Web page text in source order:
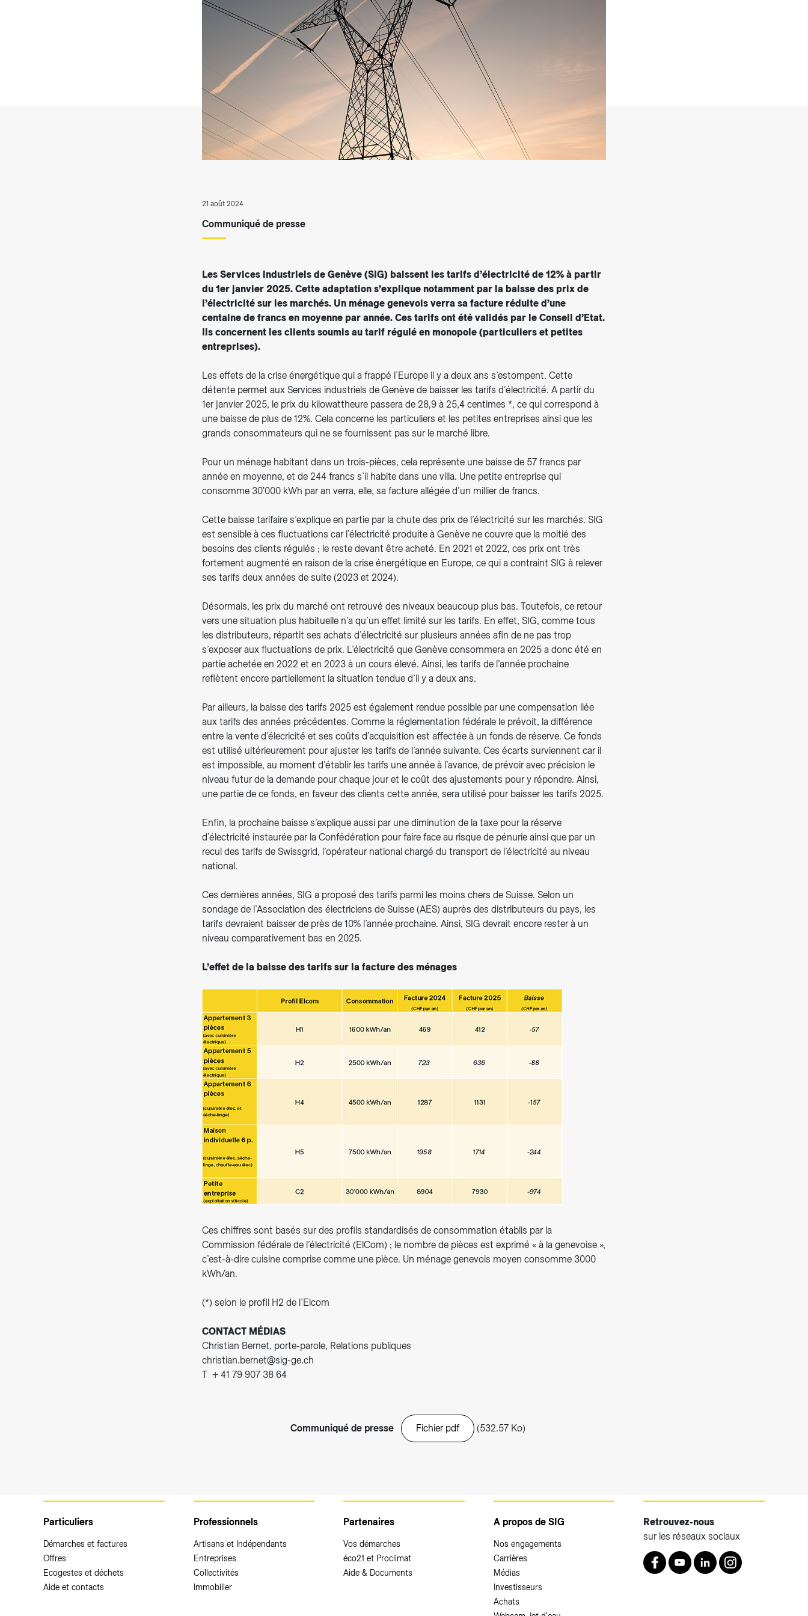
Tarifs et règlements
21 août 2024
Communiqué de presse
Les Services industriels de Genève (SIG) baissent les tarifs d’électricité de 12% à partir
du 1er janvier 2025. Cette adaptation s’explique notamment par la baisse des prix de
l’électricité sur les marchés. Un ménage genevois verra sa facture réduite d’une
centaine de francs en moyenne par année. Ces tarifs ont été validés par le Conseil d’Etat.
Ils concernent les clients soumis au tarif régulé en monopole (particuliers et petites
entreprises).
Les effets de la crise énergétique qui a frappé l’Europe il y a deux ans s’estompent. Cette
détente permet aux Services industriels de Genève de baisser les tarifs d’électricité. A partir du
1er janvier 2025, le prix du kilowattheure passera de 28,9 à 25,4 centimes *, ce qui correspond à
une baisse de plus de 12%. Cela concerne les particuliers et les petites entreprises ainsi que les
grands consommateurs qui ne se fournissent pas sur le marché libre.
Pour un ménage habitant dans un trois-pièces, cela représente une baisse de 57 francs par
année en moyenne, et de 244 francs s’il habite dans une villa. Une petite entreprise qui
consomme 30'000 kWh par an verra, elle, sa facture allégée d’un millier de francs.
Cette baisse tarifaire s’explique en partie par la chute des prix de l’électricité sur les marchés. SIG
est sensible à ces fluctuations car l’électricité produite à Genève ne couvre que la moitié des
besoins des clients régulés ; le reste devant être acheté. En 2021 et 2022, ces prix ont très
fortement augmenté en raison de la crise énergétique en Europe, ce qui a contraint SIG à relever
ses tarifs deux années de suite (2023 et 2024).
Désormais, les prix du marché ont retrouvé des niveaux beaucoup plus bas. Toutefois, ce retour
vers une situation plus habituelle n’a qu’un effet limité sur les tarifs. En effet, SIG, comme tous
les distributeurs, répartit ses achats d’électricité sur plusieurs années afin de ne pas trop
s’exposer aux fluctuations de prix. L’électricité que Genève consommera en 2025 a donc été en
partie achetée en 2022 et en 2023 à un cours élevé. Ainsi, les tarifs de l’année prochaine
reflètent encore partiellement la situation tendue d’il y a deux ans.
Par ailleurs, la baisse des tarifs 2025 est également rendue possible par une compensation liée
aux tarifs des années précédentes. Comme la réglementation fédérale le prévoit, la différence
entre la vente d’élecricité et ses coûts d’acquisition est affectée à un fonds de réserve. Ce fonds
est utilisé ultérieurement pour ajuster les tarifs de l’année suivante. Ces écarts surviennent car il
est impossible, au moment d’établir les tarifs une année à l’avance, de prévoir avec précision le
niveau futur de la demande pour chaque jour et le coût des ajustements pour y répondre. Ainsi,
une partie de ce fonds, en faveur des clients cette année, sera utilisé pour baisser les tarifs 2025.
Enfin, la prochaine baisse s’explique aussi par une diminution de la taxe pour la réserve
d’électricité instaurée par la Confédération pour faire face au risque de pénurie ainsi que par un
recul des tarifs de Swissgrid, l’opérateur national chargé du transport de l’électricité au niveau
national.
Ces dernières années, SIG a proposé des tarifs parmi les moins chers de Suisse. Selon un
sondage de l’Association des électriciens de Suisse (AES) auprès des distributeurs du pays, les
tarifs devraient baisser de près de 10% l’année prochaine. Ainsi, SIG devrait encore rester à un
niveau comparativement bas en 2025.
L’effet de la baisse des tarifs sur la facture des ménages
Ces chiffres sont basés sur des profils standardisés de consommation établis par la
Commission fédérale de l’électricité (ElCom) ; le nombre de pièces est exprimé « à la genevoise »,
c’est-à-dire cuisine comprise comme une pièce. Un ménage genevois moyen consomme 3000
kWh/an.
(*) selon le profil H2 de l’Elcom
CONTACT MÉDIAS
Christian Bernet, porte-parole, Relations publiques
christian.bernet@sig-ge.ch
T + 41 79 907 38 64
Communiqué de presse Fichier pdf (532.57 Ko)
Particuliers
Démarches et factures
Offres
Ecogestes et déchets
Aide et contacts
Professionnels
Artisans et Indépendants
Entreprises
Collectivités
Immobilier
Partenaires
Vos démarches
éco21 et Proclimat
Aide & Documents
A propos de SIG
Nos engagements
Carrières
Médias
Investisseurs
Achats
Retrouvez-nous
sur les réseaux sociaux
Retrouvez nous sur Facebook
YoutubeLinkedInInstagram